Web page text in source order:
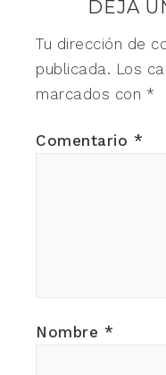
DEJA
Tu dirección de
publicada. Los
marcados con *
Comentario *
Nombre *